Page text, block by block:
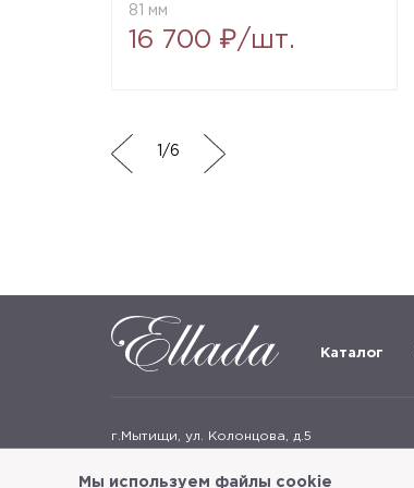
Мы используем файлы cookie
81 мм
16 700 ₽/шт.
/6
Каталог
г.Мытищи, ул. Колонцова, д.5
+7(495) 625-05-50 +7 (495) 637-68-07